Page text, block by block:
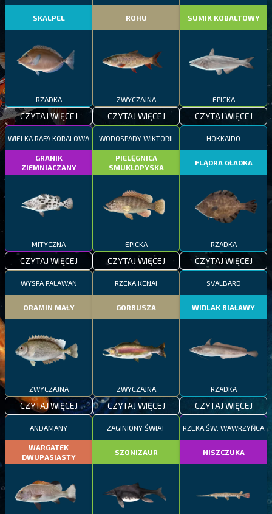
SKALPEL
RZADKA
CZYTAJ WIĘCEJ
ROHU
ZWYCZAJNA
CZYTAJ WIĘCEJ
SUMIK KOBALTOWY
EPICKA
CZYTAJ WIĘCEJ
WIELKA RAFA KORALOWA
GRANIK
ZIEMNIACZANY
MITYCZNA
CZYTAJ WIĘCEJ
WODOSPADY WIKTORII
PIELĘGNICA
SMUKŁOPYSKA
EPICKA
CZYTAJ WIĘCEJ
HOKKAIDO
FLĄDRA GŁADKA
RZADKA
CZYTAJ WIĘCEJ
WYSPA PALAWAN
ORAMIN MAŁY
ZWYCZAJNA
CZYTAJ WIĘCEJ
RZEKA KENAI
GORBUSZA
ZWYCZAJNA
CZYTAJ WIĘCEJ
SVALBARD
WIDLAK BIAŁAWY
RZADKA
CZYTAJ WIĘCEJ
ANDAMANY
WARGATEK
DWUPASIASTY
ZAGINIONY ŚWIAT
SZONIZAUR
RZEKA ŚW. WAWRZYŃCA
NISZCZUKA